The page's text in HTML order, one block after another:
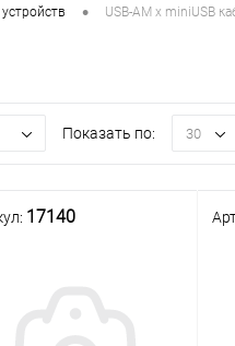
• USB-AM x miniUSB
Показать по: 30
17140